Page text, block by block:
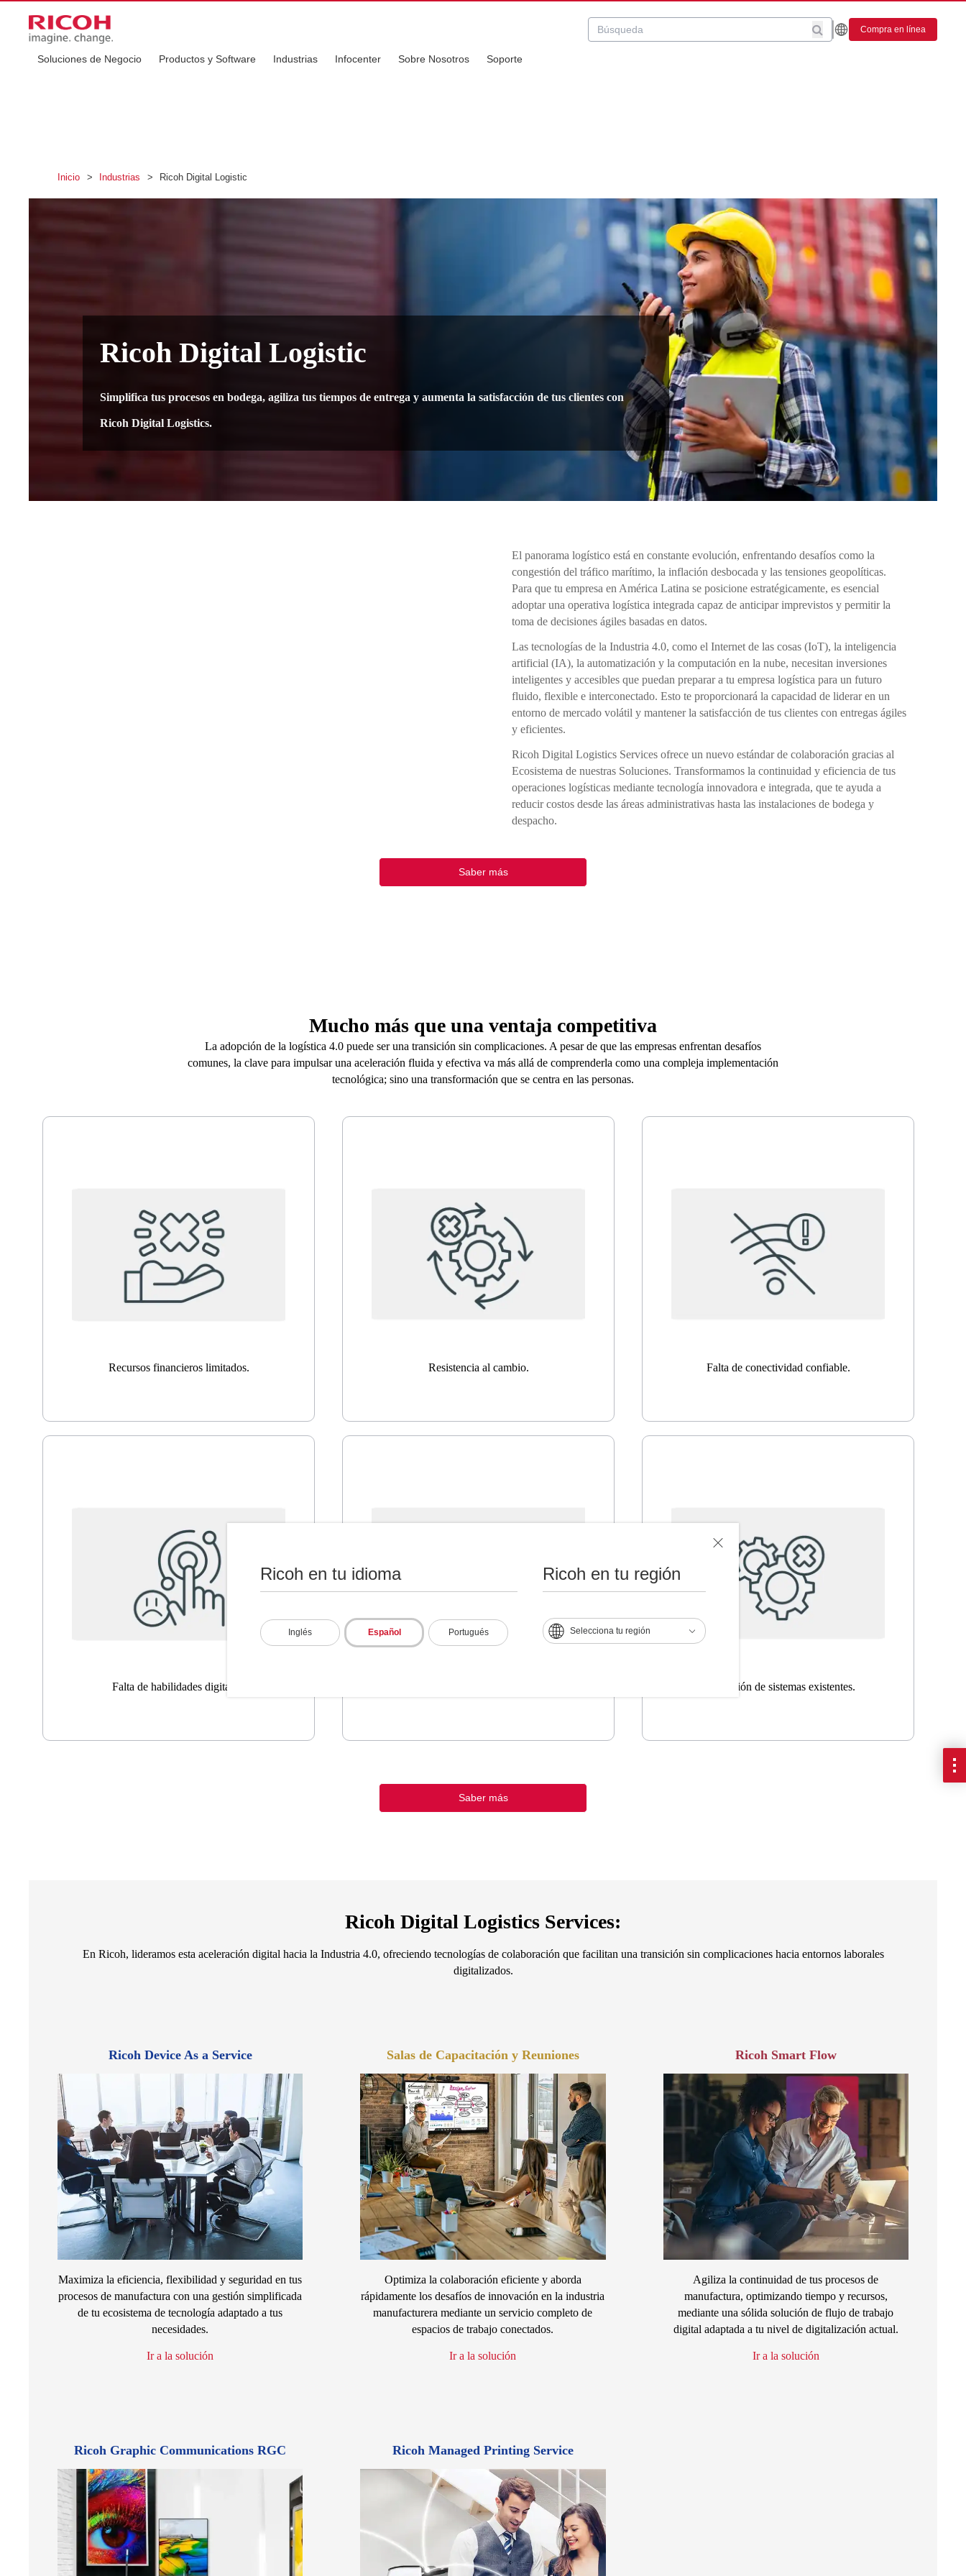
Ricoh en tu idioma
Inglés Español Portugués
Ricoh en tu región
Selecciona tu región
Compra en línea
Soluciones de Negocio Productos y Software Industrias Infocenter Sobre Nosotros Soporte
Inicio > Industrias > Ricoh Digital Logistic
Ricoh Digital Logistic
Simplifica tus procesos en bodega, agiliza tus tiempos de entrega y aumenta la satisfacción de tus clientes con
Ricoh Digital Logistics.
El panorama logístico está en constante evolución, enfrentando desafíos como la
congestión del tráfico marítimo, la inflación desbocada y las tensiones geopolíticas.
Para que tu empresa en América Latina se posicione estratégicamente, es esencial
adoptar una operativa logística integrada capaz de anticipar imprevistos y permitir la
toma de decisiones ágiles basadas en datos.
Las tecnologías de la Industria 4.0, como el Internet de las cosas (IoT), la inteligencia
artificial (IA), la automatización y la computación en la nube, necesitan inversiones
inteligentes y accesibles que puedan preparar a tu empresa logística para un futuro
fluido, flexible e interconectado. Esto te proporcionará la capacidad de liderar en un
entorno de mercado volátil y mantener la satisfacción de tus clientes con entregas ágiles
y eficientes.
Ricoh Digital Logistics Services ofrece un nuevo estándar de colaboración gracias al
Ecosistema de nuestras Soluciones. Transformamos la continuidad y eficiencia de tus
operaciones logísticas mediante tecnología innovadora e integrada, que te ayuda a
reducir costos desde las áreas administrativas hasta las instalaciones de bodega y
despacho.
Saber más
Mucho más que una ventaja competitiva
La adopción de la logística 4.0 puede ser una transición sin complicaciones. A pesar de que las empresas enfrentan desafíos
comunes, la clave para impulsar una aceleración fluida y efectiva va más allá de comprenderla como una compleja implementación
tecnológica; sino una transformación que se centra en las personas.
Recursos financieros limitados. Resistencia al cambio. Falta de conectividad confiable.
Falta de habilidades digitales. Integración de sistemas existentes.
Saber más
Ricoh Digital Logistics Services:
En Ricoh, lideramos esta aceleración digital hacia la Industria 4.0, ofreciendo tecnologías de colaboración que facilitan una transición sin complicaciones hacia entornos laborales
digitalizados.
Ricoh Device As a Service
Maximiza la eficiencia, flexibilidad y seguridad en tus
procesos de manufactura con una gestión simplificada
de tu ecosistema de tecnología adaptado a tus
necesidades.
Ir a la solución
Salas de Capacitación y Reuniones
Optimiza la colaboración eficiente y aborda
rápidamente los desafíos de innovación en la industria
manufacturera mediante un servicio completo de
espacios de trabajo conectados.
Ir a la solución
Ricoh Smart Flow
Agiliza la continuidad de tus procesos de
manufactura, optimizando tiempo y recursos,
mediante una sólida solución de flujo de trabajo
digital adaptada a tu nivel de digitalización actual.
Ir a la solución
Ricoh Graphic Communications RGC Ricoh Managed Printing Service